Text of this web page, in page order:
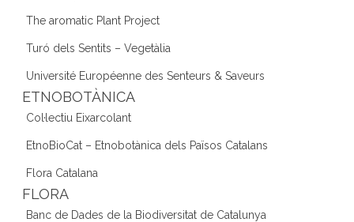
The aromatic Plant Project
Turó dels Sentits – Vegetàlia
Université Européenne des Senteurs & Saveurs
ETNOBOTÀNICA
Col·lectiu Eixarcolant
EtnoBioCat – Etnobotànica dels Països Catalans
Flora Catalana
FLORA
Banc de Dades de la Biodiversitat de Catalunya